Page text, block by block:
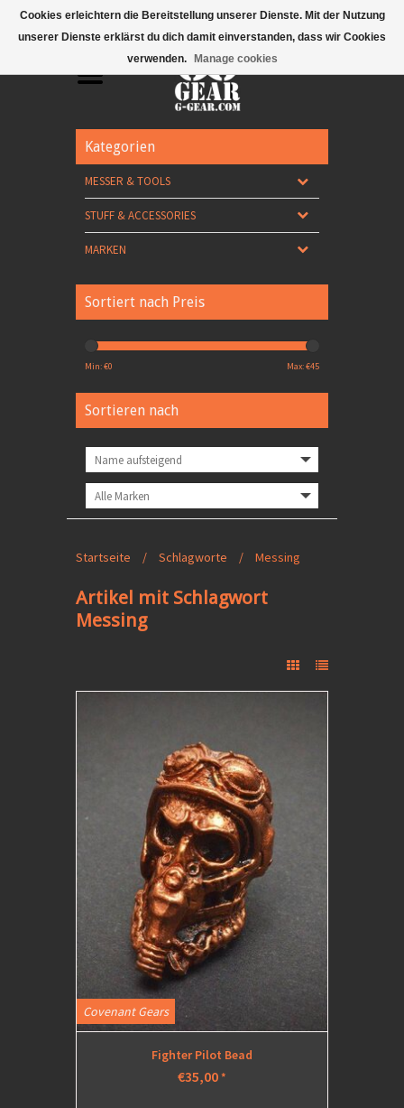
Mobile Menu
Kategorien
MESSER & TOOLS
STUFF & ACCESSORIES
MARKEN
Sortiert nach Preis
Min: €0 Max: €45
Sortieren nach
Startseite / Schlagworte / Messing
Artikel mit Schlagwort
Messing
Covenant Gears
Fighter Pilot Bead
€35,00*
Cookies erleichtern die Bereitstellung unserer Dienste. Mit der Nutzung
unserer Dienste erklärst du dich damit einverstanden, dass wir Cookies
verwenden.
Manage cookies